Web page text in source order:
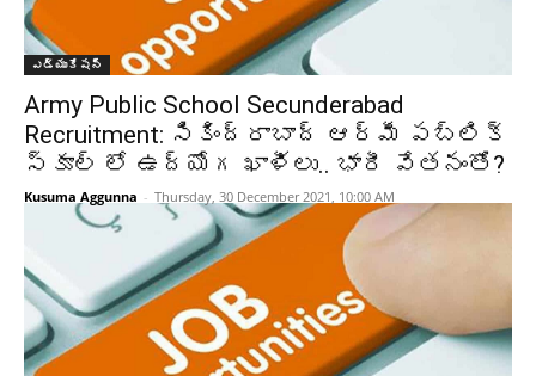
ఎడ్యుకేషన్
Army Public School Secunderabad
Recruitment: సికింద్రాబాద్‌ ఆర్మీ పబ్లిక్‌
స్కూల్‌ లో ఉద్యోగ ఖాళీలు.. భారీ వేతనంతో?
Kusuma Aggunna - Thursday, 30 December 2021, 10:00 AM